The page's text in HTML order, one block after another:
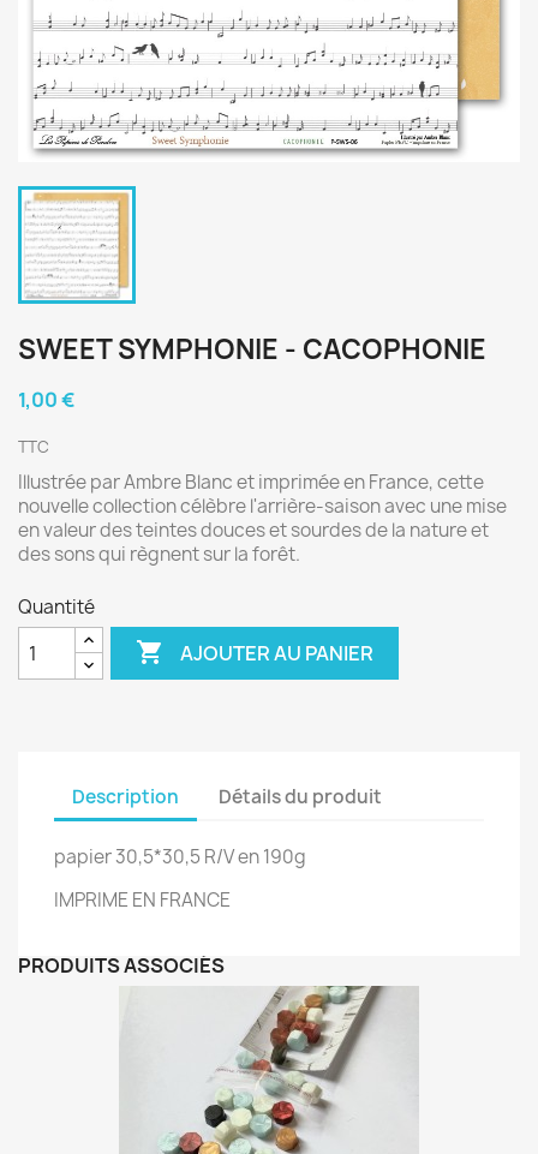
SWEET SYMPHONIE - CACOPHONIE
1,00 €
TTC
Illustrée par Ambre Blanc et imprimée en France, cette
nouvelle collection célèbre l'arrière-saison avec une mise
en valeur des teintes douces et sourdes de la nature et
des sons qui règnent sur la forêt.
Quantité
 AJOUTER AU PANIER
Description Détails du produit
papier 30,5*30,5 R/V en 190g
IMPRIME EN FRANCE
PRODUITS ASSOCIÉS